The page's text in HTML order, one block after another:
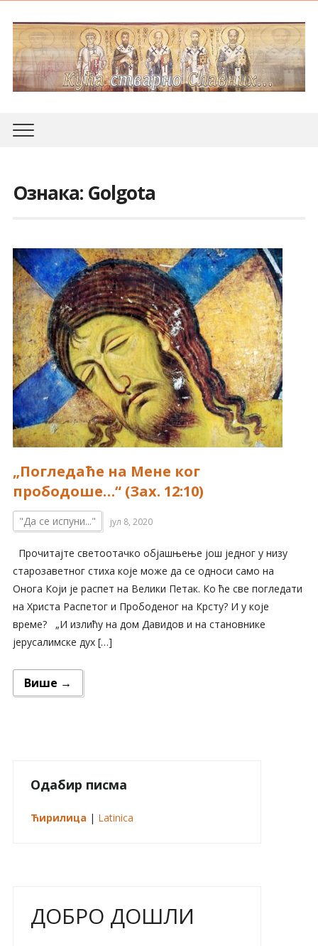
Ознака: Golgota
„Погледаће на Мене ког
прободоше…“ (Зах. 12:10)
"Да се испуни..." јул 8, 2020
Прочитајте светоотачко објашњење још једног у низу
старозаветног стиха које може да се односи само на
Онога Који је распет на Велики Петак. Ко ће све погледати
на Христа Распетог и Прободеног на Крсту? И у које
време? „И излићу на дом Давидов и на становнике
јерусалимске дух […]
Више →
Одабир писма
Ћирилица | Latinica
ДОБРО ДОШЛИ